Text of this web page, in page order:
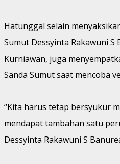
Hatunggal selain
Sumut Dessyinta Rakawuni S
Kurniawan, juga
Sanda Sumut saat mencoba
“Kita harus tetap bersyukur
mendapat tambahan satu
Dessyinta Rakawuni S